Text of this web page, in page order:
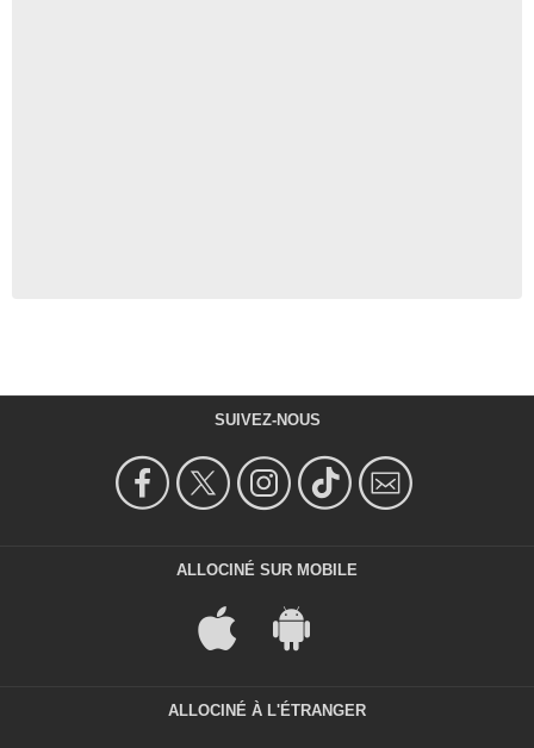
SUIVEZ-NOUS
ALLOCINÉ SUR MOBILE
ALLOCINÉ À L'ÉTRANGER